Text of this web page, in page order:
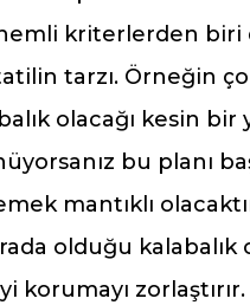
kriterlerden biri
tatilin tarzı. Örneğin
olacağı kesin bir
bu planı
mantıklı
olduğu kalabalık
korumayı zorlaştırır.